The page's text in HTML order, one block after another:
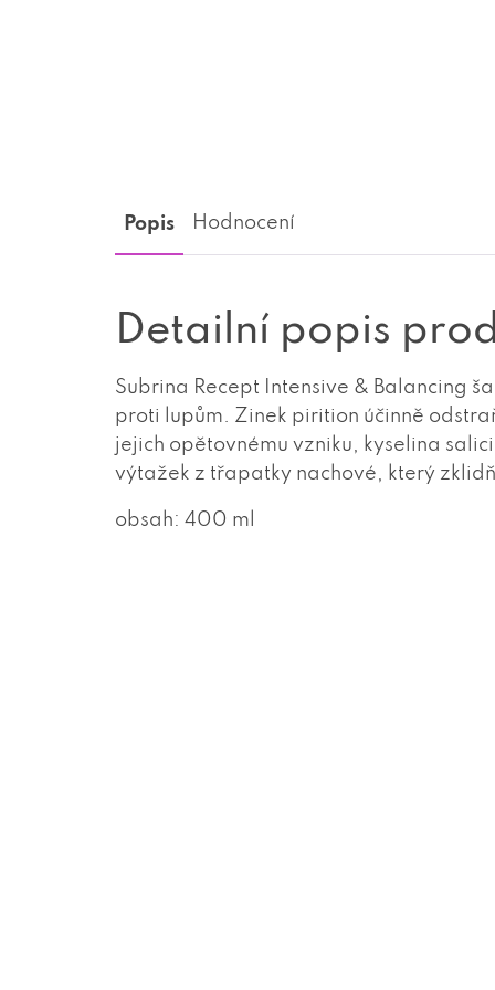
Popis Hodnocení
Detailní popis
Subrina Recept Intensive & Balancing
proti lupům. Zinek pirition účinně
jejich opětovnému vzniku, kyselina
výtažek z třapatky nachové, který
obsah: 400 ml